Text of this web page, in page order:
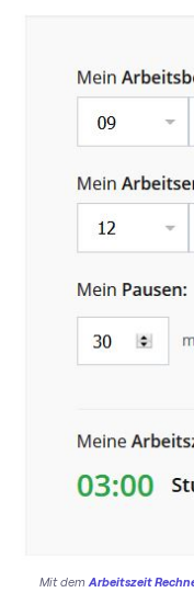
Mit dem Arbeitszeit